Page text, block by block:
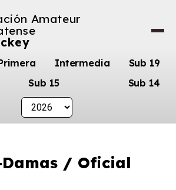
Amateur
Intermedia
Sub 19
Sub 15 Sub 14
Damas / Oficial